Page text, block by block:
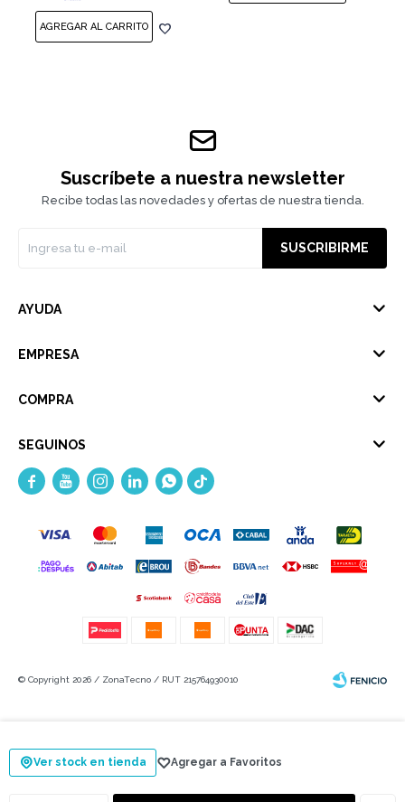
Ver stock en tienda
Suscríbete a nuestra newsletter
Recibe todas las novedades y ofertas de nuestra tienda.
SUSCRIBIRME
AYUDA
EMPRESA
COMPRA
SEGUINOS
    
© Copyright 2026 / ZonaTecno / RUT 215764930010